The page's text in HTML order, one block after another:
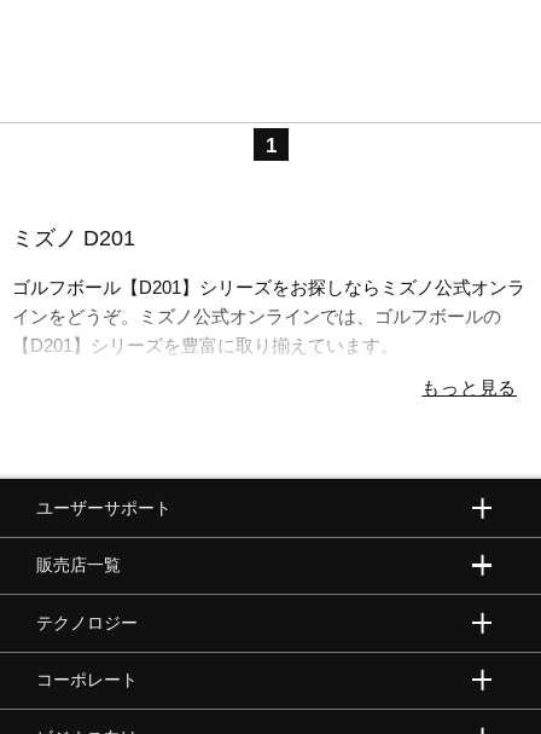
陸上競技
卓球
柔道
ウィンタースポーツ
ワーキング
1
ミズノ D201
ゴルフボール【D201】シリーズをお探しならミズノ公式オンラ
インをどうぞ。ミズノ公式オンラインでは、ゴルフボールの
【D201】シリーズを豊富に取り揃えています。
ユーザーサポート
販売店一覧
テクノロジー
コーポレート